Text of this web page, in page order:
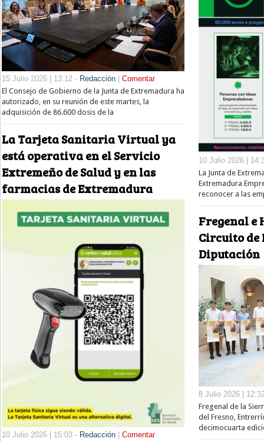
15 Julio 2026 | 13:12 - Redacción
Comentar
El Consejo de Gobierno de la Junta de Extremadura ha
autorizado, en su reunión de este martes, la
adquisición de 86.600 dosis de la
La Tarjeta Sanitaria Virtual ya
está operativa en el Servicio
Extremeño de Salud y en las
farmacias de Extremadura
10 Julio 2026 | 15:03 - Redacción
Comentar
10 Julio 2026 |
La Junta de
Extremadura
reconocer a las
Fregenal e
Circuito de
Diputación
8 Julio 2026 |
Fregenal de la
del Fresno,
decimocuarta